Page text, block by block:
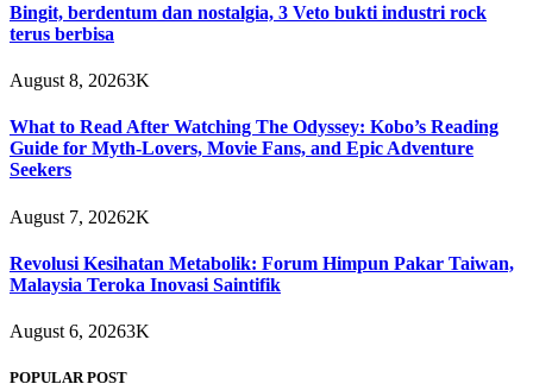
Bingit, berdentum dan nostalgia, 3 Veto bukti industri rock
terus berbisa
August 8, 20263K
What to Read After Watching The Odyssey: Kobo’s Reading
Guide for Myth-Lovers, Movie Fans, and Epic Adventure
Seekers
August 7, 20262K
Revolusi Kesihatan Metabolik: Forum Himpun Pakar Taiwan,
Malaysia Teroka Inovasi Saintifik
August 6, 20263K
POPULAR POST